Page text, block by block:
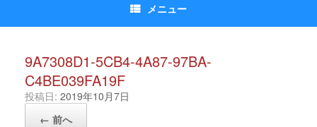
メニュー
9A7308D1-5CB4-4A87-97BA-
C4BE039FA19F
投稿日: 2019年10月7日
← 前へ